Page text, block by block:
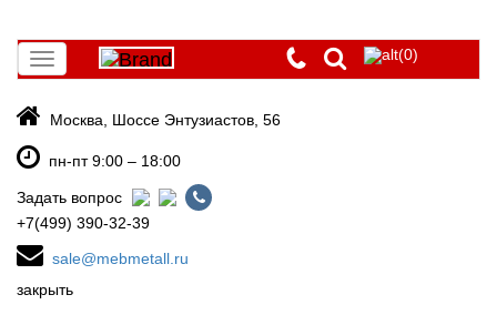
Toggle
navigation
(0)
Москва, Шоссе Энтузиастов, 56
пн-пт 9:00 – 18:00
Задать вопрос
+7(499) 390-32-39
sale@mebmetall.ru
закрыть